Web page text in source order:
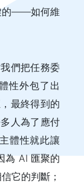
的——如何維
們把任務委
性外包了出
最終得到的
人為了應付
體性就此讓
為 AI 匯聚的
它的判斷；